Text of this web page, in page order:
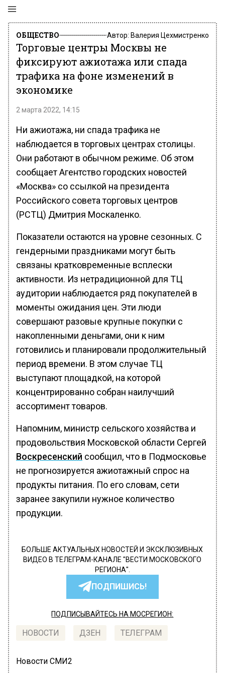
ОБЩЕСТВО Автор: Валерия Цехмистренко
Торговые центры Москвы не
фиксируют ажиотажа или спада
трафика на фоне изменений в
экономике
2 марта 2022, 14:15
Ни ажиотажа, ни спада трафика не
наблюдается в торговых центрах столицы.
Они работают в обычном режиме. Об этом
сообщает Агентство городских новостей
«Москва» со ссылкой на президента
Российского совета торговых центров
(РСТЦ) Дмитрия Москаленко.
Показатели остаются на уровне сезонных. С
гендерными праздниками могут быть
связаны кратковременные всплески
активности. Из нетрадиционной для ТЦ
аудитории наблюдается ряд покупателей в
моменты ожидания цен. Эти люди
совершают разовые крупные покупки с
накопленными деньгами, они к ним
готовились и планировали продолжительный
период времени. В этом случае ТЦ
выступают площадкой, на которой
концентрированно собран наилучший
ассортимент товаров.
Напомним, министр сельского хозяйства и
продовольствия Московской области Сергей
Воскресенский сообщил, что в Подмосковье
не прогнозируется ажиотажный спрос на
продукты питания. По его словам, сети
заранее закупили нужное количество
продукции.
БОЛЬШЕ АКТУАЛЬНЫХ НОВОСТЕЙ И ЭКСКЛЮЗИВНЫХ
ВИДЕО В ТЕЛЕГРАМ-КАНАЛЕ "ВЕСТИ МОСКОВСКОГО
РЕГИОНА".
ПОДПИШИСЬ!
ПОДПИСЫВАЙТЕСЬ НА МОСРЕГИОН:
НОВОСТИ ДЗЕН ТЕЛЕГРАМ
Новости СМИ2